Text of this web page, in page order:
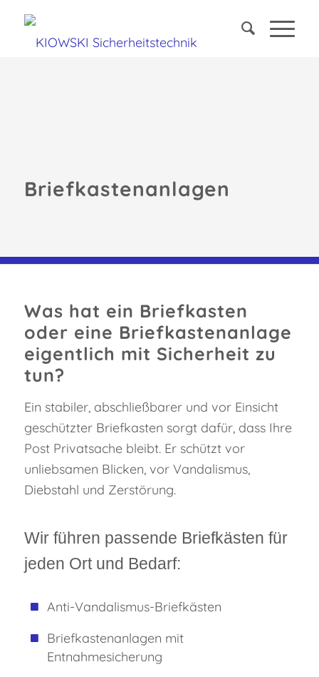
Briefkastenanlagen
Was hat ein Briefkasten
oder eine Briefkastenanlage
eigentlich mit Sicherheit zu
tun?
Ein stabiler, abschließbarer und vor Einsicht
geschützter Briefkasten sorgt dafür, dass Ihre
Post Privatsache bleibt. Er schützt vor
unliebsamen Blicken, vor Vandalismus,
Diebstahl und Zerstörung.
Wir führen passende Briefkästen für
jeden Ort und Bedarf:
Anti-Vandalismus-Briefkästen
Briefkastenanlagen mit
Entnahmesicherung